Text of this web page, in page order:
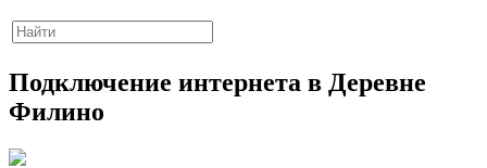
Подключение интернета в Деревне
Филино